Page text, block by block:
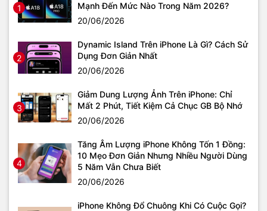
1
Mạnh Đến Mức Nào Trong Năm 2026?
20/06/2026
2
Dynamic Island Trên iPhone Là Gì? Cách Sử
Dụng Đơn Giản Nhất
20/06/2026
3
Giảm Dung Lượng Ảnh Trên iPhone: Chỉ
Mất 2 Phút, Tiết Kiệm Cả Chục GB Bộ Nhớ
20/06/2026
4
Tăng Âm Lượng iPhone Không Tốn 1 Đồng:
10 Mẹo Đơn Giản Nhưng Nhiều Người Dùng
5 Năm Vẫn Chưa Biết
20/06/2026
iPhone Không Đổ Chuông Khi Có Cuộc Gọi?